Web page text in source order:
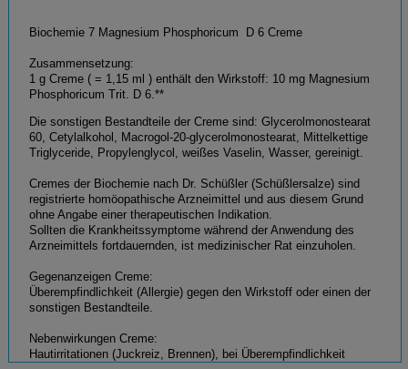
Biochemie 7 Magnesium Phosphoricum D 6 Creme
Zusammensetzung:
1 g Creme ( = 1,15 ml ) enthält den Wirkstoff: 10 mg Magnesium
Phosphoricum Trit. D 6.**
Die sonstigen Bestandteile der Creme sind: Glycerolmonostearat
60, Cetylalkohol, Macrogol-20-glycerolmonostearat, Mittelkettige
Triglyceride, Propylenglycol, weißes Vaselin, Wasser, gereinigt.
Cremes der Biochemie nach Dr. Schüßler (Schüßlersalze) sind
registrierte homöopathische Arzneimittel und aus diesem Grund
ohne Angabe einer therapeutischen Indikation.
Sollten die Krankheitssymptome während der Anwendung des
Arzneimittels fortdauernden, ist medizinischer Rat einzuholen.
Gegenanzeigen Creme:
Überempfindlichkeit (Allergie) gegen den Wirkstoff oder einen der
sonstigen Bestandteile.
Nebenwirkungen Creme:
Hautirritationen (Juckreiz, Brennen), bei Überempfindlichkeit